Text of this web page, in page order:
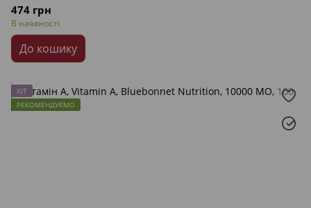
474 грн
В наявності
До кошику
ХІТ
РЕКОМЕНДУЄМО